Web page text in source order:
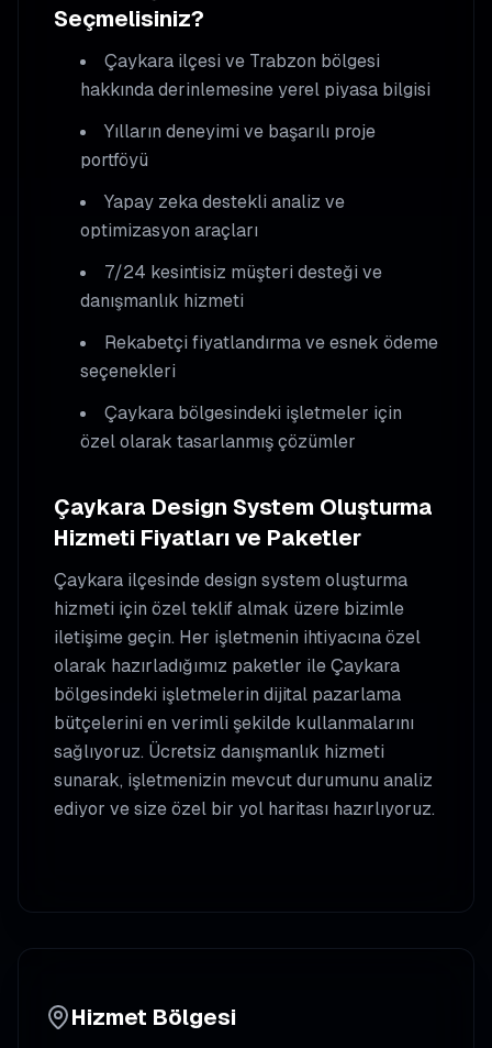
Seçmelisiniz?
Çaykara ilçesi ve Trabzon bölgesi
hakkında derinlemesine yerel piyasa bilgisi
Yılların deneyimi ve başarılı proje
portföyü
Yapay zeka destekli analiz ve
optimizasyon araçları
7/24 kesintisiz müşteri desteği ve
danışmanlık hizmeti
Rekabetçi fiyatlandırma ve esnek ödeme
seçenekleri
Çaykara bölgesindeki işletmeler için
özel olarak tasarlanmış çözümler
Çaykara Design System Oluşturma
Hizmeti Fiyatları ve Paketler
Çaykara ilçesindedesign system oluşturma
hizmeti için özel teklif almak üzere bizimle
iletişime geçin. Her işletmenin ihtiyacına özel
olarak hazırladığımız paketler ileÇaykara
bölgesindeki işletmelerin dijital pazarlama
bütçelerini en verimli şekilde kullanmalarını
sağlıyoruz. Ücretsiz danışmanlık hizmeti
sunarak, işletmenizin mevcut durumunu analiz
ediyor ve size özel bir yol haritası hazırlıyoruz.
Hizmet Bölgesi